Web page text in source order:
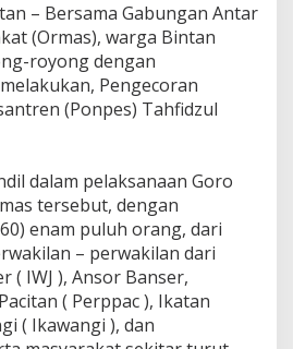
n
t
a
r
a
s
B
n
t
a
n
C
– Bersama Gabungan Antar
(Ormas), warga Bintan
royong dengan
Pengecoran
(Ponpes) Tahfidzul
dalam pelaksanaan Goro
tersebut, dengan
enam puluh orang, dari
– perwakilan dari
( IWJ ), Ansor Banser,
( Perppac ), Ikatan
( Ikawangi ), dan